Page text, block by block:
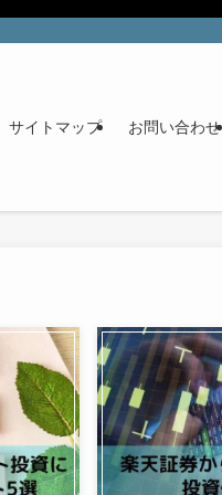
サイトマップ お問い合わせ